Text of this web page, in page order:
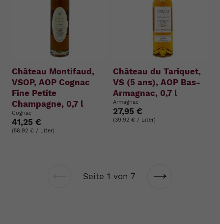
Château Montifaud,
VSOP, AOP Cognac
Fine Petite
Champagne, 0,7 l
Cognac
41,25 €
(58,92 € / Liter)
Château du Tariquet,
VS (5 ans), AOP Bas-
Armagnac, 0,7 l
Armagnac
27,95 €
(39,92 € / Liter)
Vorherige
Seite 1 von 7
Nächste